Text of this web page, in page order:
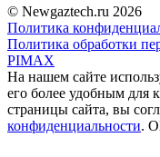
© Newgaztech.ru 2026
Политика
Политика обработки
PIMAX
На нашем сайте
его более удобным для
страницы сайта, вы
конфиденциальности.